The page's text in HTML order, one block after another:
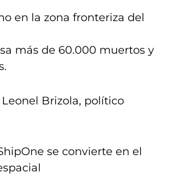
en la zona fronteriza del
más de 60.000 muertos y
Brizola, político
se convierte en el